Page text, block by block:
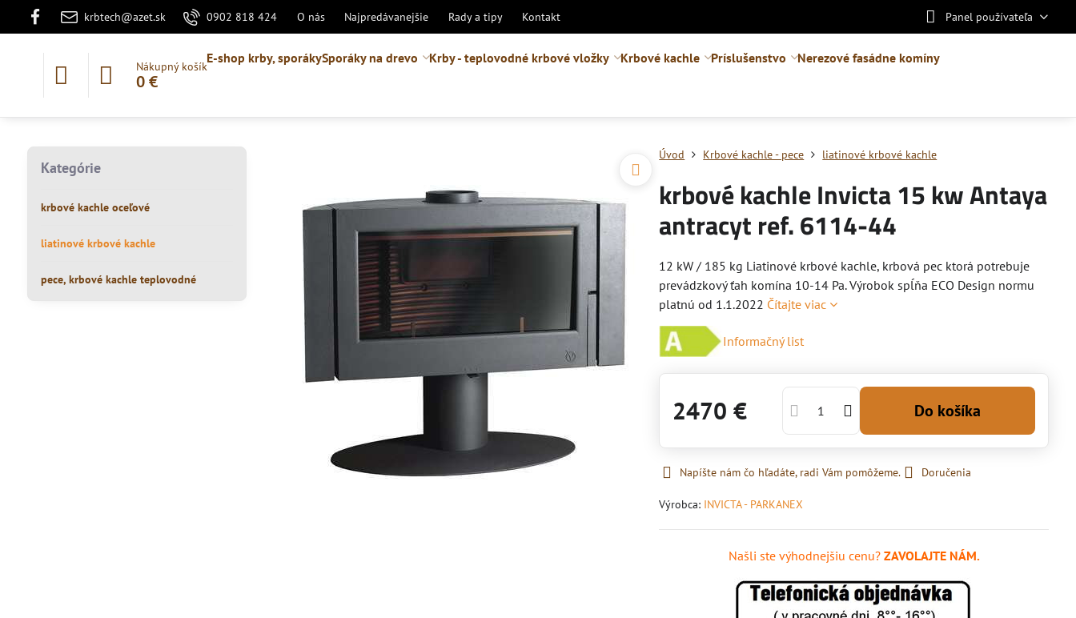
krbtech@azet.sk 0902 818 424 O nás Najpredávanejšie Rady a tipy Kontakt Panel používateľa
Nákupný košík
0 €
E-shop krby, sporákySporáky na drevo Krby - teplovodné krbové vložky Krbové kachle Príslušenstvo Nerezové fasádne komíny
Úvod Krbové kachle - pece liatinové krbové kachle
krbové kachle Invicta 15 kw Antaya
antracyt ref. 6114-44
12 kW / 185 kg Liatinové krbové kachle, krbová pec ktorá potrebuje
prevádzkový ťah komína 10-14 Pa. Výrobok spĺňa ECO Design normu
platnú od 1.1.2022 Čítajte viac
Informačný list
2470 € Do košíka
Napíšte nám čo hľadáte, radi Vám pomôžeme. Doručenia
Výrobca: INVICTA - PARKANEX
Našli ste výhodnejšiu cenu?ZAVOLAJTE NÁM.
Kategórie
krbové kachle oceľové
liatinové krbové kachle
pece, krbové kachle teplovodné